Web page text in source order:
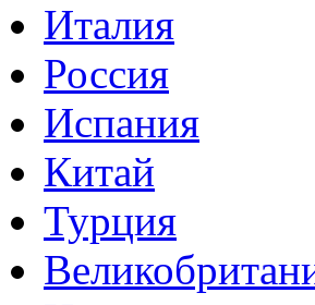
Италия
Россия
Испания
Китай
Турция